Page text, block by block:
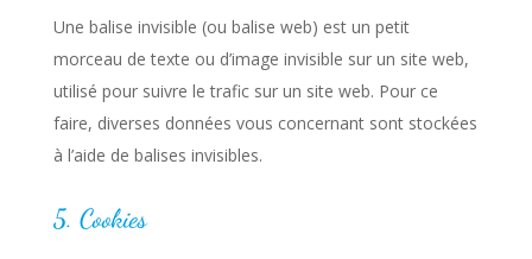
Une balise invisible (ou balise web) est un petit
morceau de texte ou d’image invisible sur un site web,
utilisé pour suivre le trafic sur un site web. Pour ce
faire, diverses données vous concernant sont stockées
à l’aide de balises invisibles.
5. Cookies